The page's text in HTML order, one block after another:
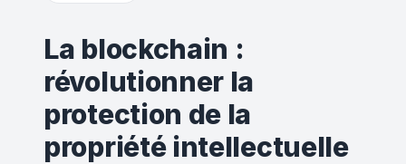
La blockchain :
révolutionner la
protection de la
propriété intellectuelle